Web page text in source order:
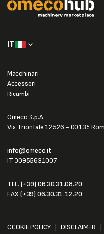
IT
Omeco S.p.A
Via Trionfale 12526 - 00135
info@omeco.it
IT 00955631007
TEL. (+39) 06.30.31.08.20
FAX(+39) 06.30.31.12.20
Macchinari
Accessori
Ricambi
COOKIE POLICY DISCLAIMER